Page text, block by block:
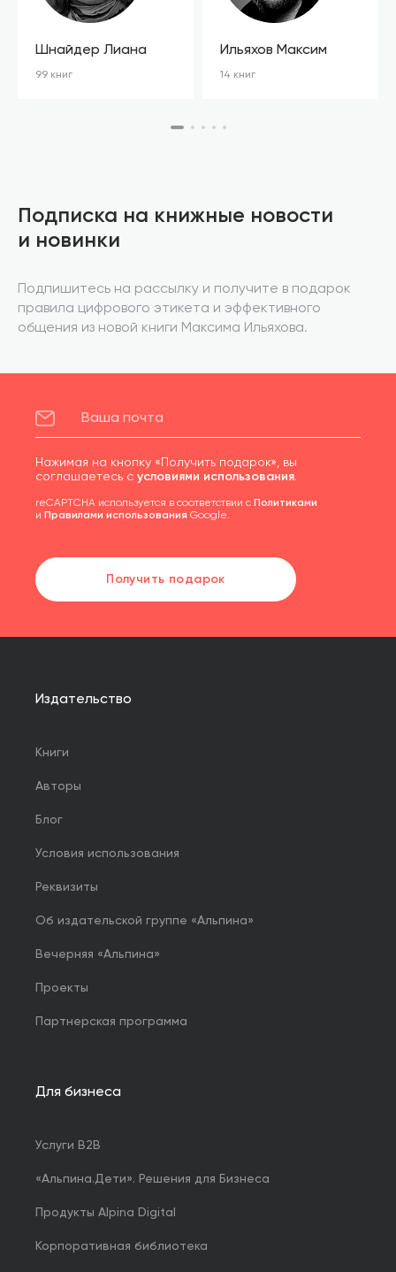
Шнайдер Лиана
99 книг
Ильяхов Максим
14 книг
Подписка на книжные новости
и новинки
Подпишитесь на рассылку и получите в подарок
правила цифрового этикета и эффективного
общения из новой книги Максима Ильяхова.
Нажимая на кнопку «Получить подарок», вы
соглашаетесь с условиями использования.
reCAPTCHA используется в соответствии с Политиками
и Правилами использования Google.
Получить подарок
Издательство
Книги
Авторы
Блог
Условия использования
Реквизиты
Об издательской группе «Альпина»
Вечерняя «Альпина»
Проекты
Партнерская программа
Для бизнеса
Услуги B2B
«Альпина.Дети». Решения для Бизнеса
Продукты Alpina Digital
Корпоративная библиотека